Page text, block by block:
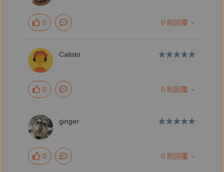
她且飛港島，尋覓那一路喝到大的福建茶行鐵觀音；從
外婆「烏鼎」的印度黑鐵鍋……
老食、老物、老鋪、老市場，是回返時間的甬道，是追
尋記憶的線索。她還以此學會撫慰自己，做人待人，並
重量級推薦
古碧玲∣《上下游副刊》總編輯
馬世芳∣作家
0 0 則回覆
Calisto
0 0 則回覆
ginger
0 0 則回覆